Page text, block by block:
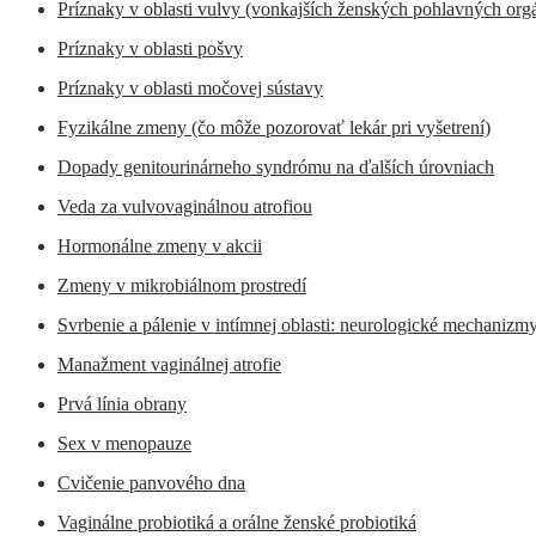
Príznaky v oblasti vulvy (vonkajších ženských pohlavných
Príznaky v oblasti pošvy
Príznaky v oblasti močovej sústavy
Fyzikálne zmeny (čo môže pozorovať lekár pri vyšetrení)
Dopady genitourinárneho syndrómu na ďalších úrovniach
Veda za vulvovaginálnou atrofiou
Hormonálne zmeny v akcii
Zmeny v mikrobiálnom prostredí
Svrbenie a pálenie v intímnej oblasti: neurologické
Manažment vaginálnej atrofie
Prvá línia obrany
Sex v menopauze
Cvičenie panvového dna
Vaginálne probiotiká a orálne ženské probiotiká